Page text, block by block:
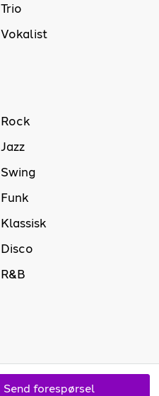
Send forespørsel
Trio
Vokalist
Rock
Jazz
Swing
Funk
Klassisk
Disco
R&B